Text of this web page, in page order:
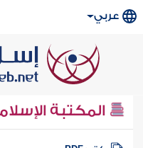
عربي
المكتبة